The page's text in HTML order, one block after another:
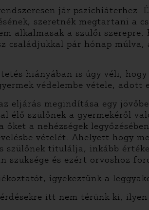
jár pszichiáterhez.
szeretnék megtartani a
alkalmasak a szülői
pár hónap múlva,
hiányában is úgy véli,
védelembe vétele, adott
eljárás megindítása egy
élő szülőnek a gyermekéről
a nehézségek
vételét. Ahelyett hogy
szülőnek titulálja, inkább
szüksége és ezért orvoshoz
igyekeztünk a
itt nem térünk ki,